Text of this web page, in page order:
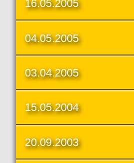
16.05.2005
04.05.2005
03.04.2005
15.05.2004
20.09.2003